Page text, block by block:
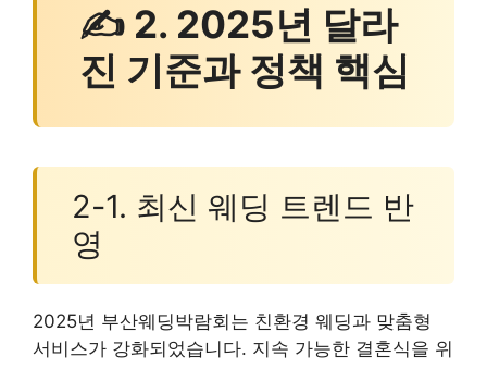
✍ 2. 2025년 달라
진 기준과 정책 핵심
2-1. 최신 웨딩 트렌드 반
영
2025년 부산웨딩박람회는 친환경 웨딩과 맞춤형
서비스가 강화되었습니다. 지속 가능한 결혼식을 위